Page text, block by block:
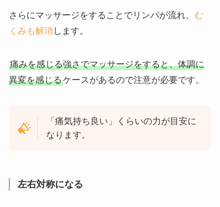
さらにマッサージをすることでリンパが流れ、 む
くみも解消 します。
痛みを感じる強さでマッサージをすると、体調に
異変を感じるケースがあるので注意が必要です。
「痛気持ち良い」くらいの力が目安に
なります。
左右対称になる